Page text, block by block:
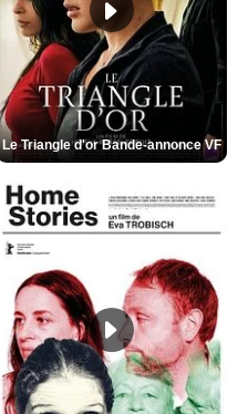
Le Triangle d'or Bande-annonce VF